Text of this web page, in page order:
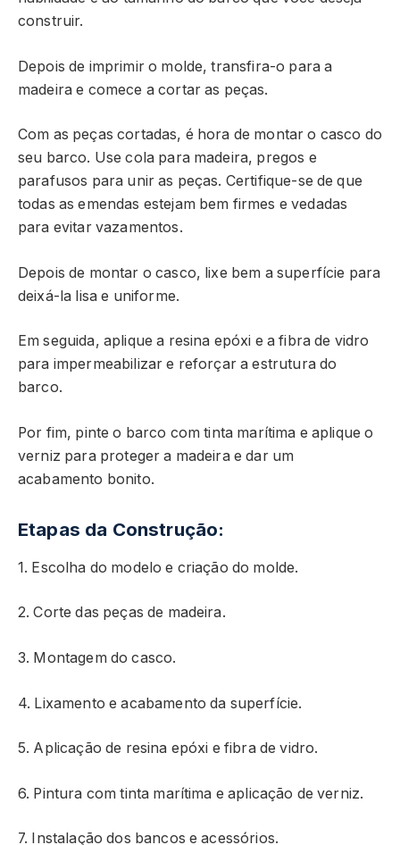
construir.
Depois de imprimir o molde, transfira-o para a
madeira e comece a cortar as peças.
Com as peças cortadas, é hora de montar o casco do
seu barco. Use cola para madeira, pregos e
parafusos para unir as peças. Certifique-se de que
todas as emendas estejam bem firmes e vedadas
para evitar vazamentos.
Depois de montar o casco, lixe bem a superfície para
deixá-la lisa e uniforme.
Em seguida, aplique a resina epóxi e a fibra de vidro
para impermeabilizar e reforçar a estrutura do
barco.
Por fim, pinte o barco com tinta marítima e aplique o
verniz para proteger a madeira e dar um
acabamento bonito.
Etapas da Construção:
1. Escolha do modelo e criação do molde.
2. Corte das peças de madeira.
3. Montagem do casco.
4. Lixamento e acabamento da superfície.
5. Aplicação de resina epóxi e fibra de vidro.
6. Pintura com tinta marítima e aplicação de verniz.
7. Instalação dos bancos e acessórios.